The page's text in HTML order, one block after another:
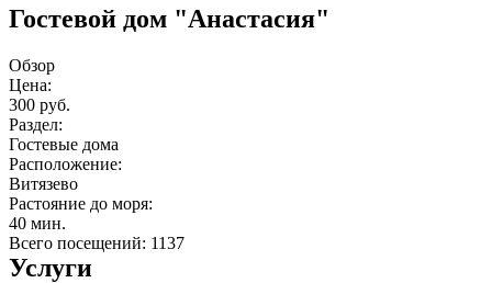
Гостевой дом "Анастасия"
Обзор
Цена:
300 руб.
Раздел:
Гостевые дома
Расположение:
Витязево
Растояние до моря:
40 мин.
Всего посещений: 1137
Услуги